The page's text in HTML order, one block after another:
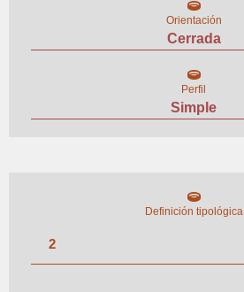
Orientación
Cerrada
Perfil
Simple
Definición tipológica
2